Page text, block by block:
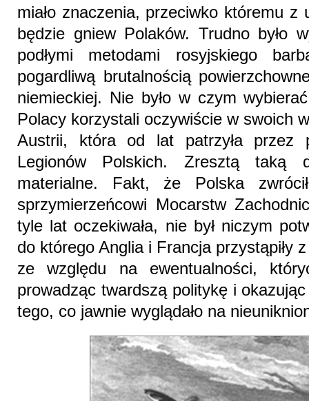
miało znaczenia, przeciwko któremu
będzie gniew Polaków. Trudno było
podłymi metodami rosyjskiego
pogardliwą brutalnością
niemieckiej. Nie było w czym
Polacy korzystali oczywiście w swoich
Austrii, która od lat patrzyła przez
Legionów Polskich. Zresztą taką
materialne. Fakt, że Polska
sprzymierzeńcowi Mocarstw
tyle lat oczekiwała, nie był niczym
do którego Anglia i Francja przystąpiły
ze względu na ewentualności,
prowadząc twardszą politykę i
tego, co jawnie wyglądało na